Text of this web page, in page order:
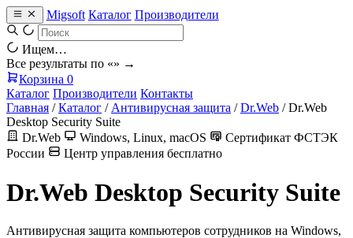
Migsoft Каталог Производители
Ищем…
Все результаты по «» →
Корзина 0
Каталог Производители Контакты
Главная / Каталог / Антивирусная защита / Dr.Web / Dr.Web
Desktop Security Suite
Dr.Web
Windows, Linux, macOS
Сертификат ФСТЭК
России
Центр управления бесплатно
Dr.Web Desktop Security Suite
Антивирусная защита компьютеров сотрудников на Windows,